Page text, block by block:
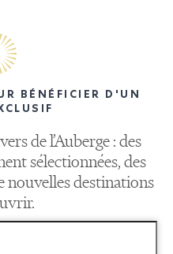
BÉNÉFICIER D'UN
de l’Auberge : des
sélectionnées, des
nouvelles destinations